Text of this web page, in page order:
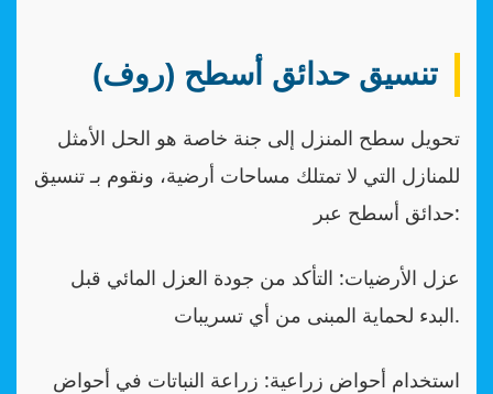
تنسيق حدائق أسطح (روف)
تحويل سطح المنزل إلى جنة خاصة هو الحل الأمثل
للمنازل التي لا تمتلك مساحات أرضية، ونقوم بـ تنسيق
حدائق أسطح عبر:
عزل الأرضيات: التأكد من جودة العزل المائي قبل
البدء لحماية المبنى من أي تسريبات.
استخدام أحواض زراعية: زراعة النباتات في أحواض